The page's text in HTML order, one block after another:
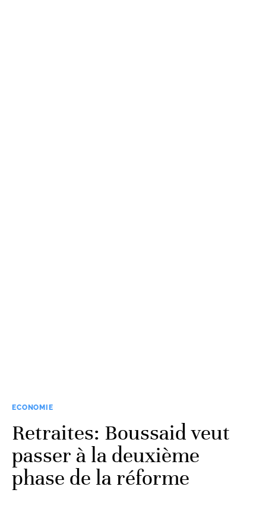
ECONOMIE
Retraites: Boussaid veut
passer à la deuxième
phase de la réforme